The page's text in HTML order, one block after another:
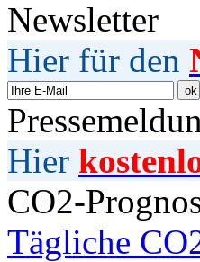
Newsletter
Hier für den
Hier
CO2-
Tägliche